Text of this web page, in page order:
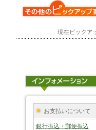
現在ピックア
お支払いについて
銀行振込・郵便振込